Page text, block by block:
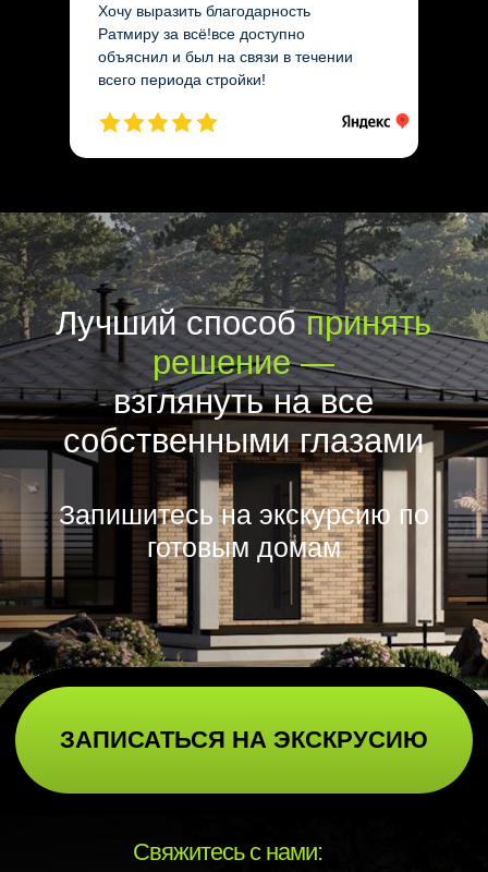
Хочу выразить благодарность
Ратмиру за всё!все доступно
объяснил и был на связи в течении
всего периода стройки!
Свяжитесь с нами: